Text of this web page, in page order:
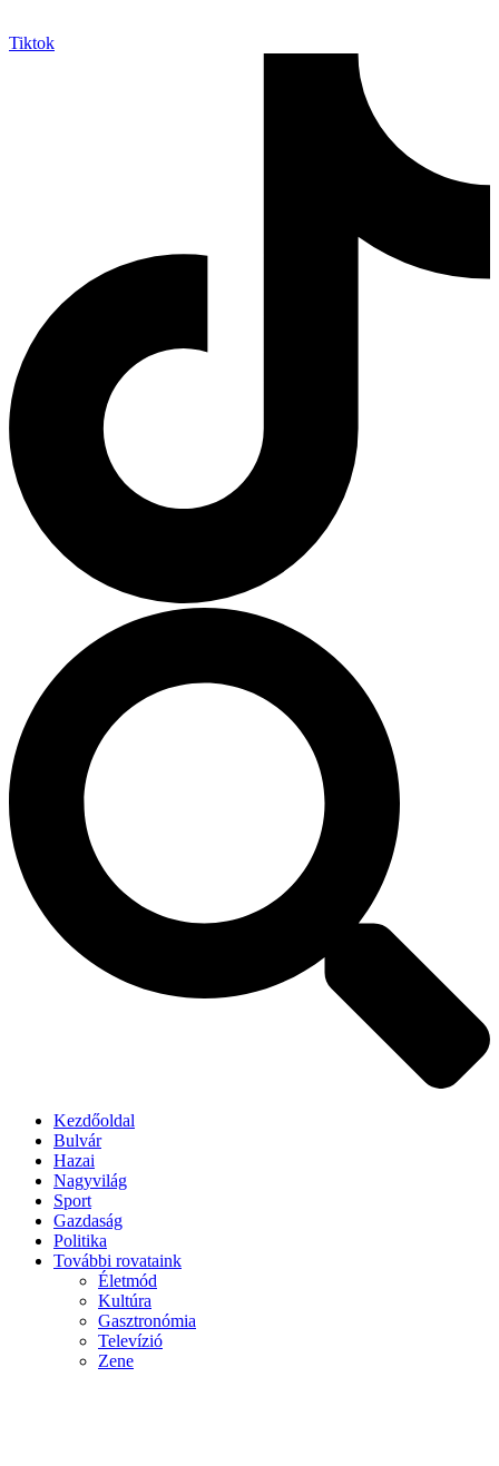
Tiktok
Kezdőoldal
Bulvár
Hazai
Nagyvilág
Sport
Gazdaság
Politika
További rovataink
Életmód
Kultúra
Gasztronómia
Televízió
Zene